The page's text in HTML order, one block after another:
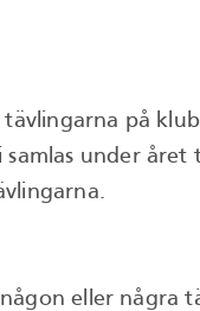
på
under
eller några